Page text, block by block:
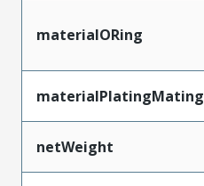
materialORing
materialPlatingMating
netWeight